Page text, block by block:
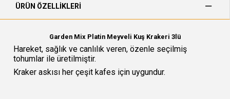
ÜRÜN ÖZELLIKLERI
Garden Mix Platin Meyveli Kuş Krakeri 3lü
Hareket, sağlık ve canlılık veren, özenle seçilmiş
tohumlar ile üretilmiştir.
Kraker askısı her çeşit kafes için uygundur.